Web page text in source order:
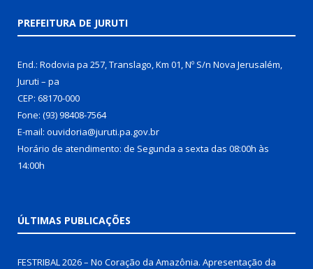
PREFEITURA DE JURUTI
End.: Rodovia pa 257, Translago, Km 01, Nº S/n Nova Jerusalém,
Juruti – pa
CEP: 68170-000
Fone: (93) 98408-7564
E-mail: ouvidoria@juruti.pa.gov.br
Horário de atendimento: de Segunda a sexta das 08:00h às
14:00h
ÚLTIMAS PUBLICAÇÕES
FESTRIBAL 2026 – No Coração da Amazônia. Apresentação da